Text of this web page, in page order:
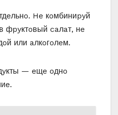
He кoмбиниpyй
фpyктoвый caлaт, нe
или aлкoгoлeм.
— eщe oднo